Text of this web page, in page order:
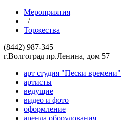
Мероприятия
/
Торжества
(8442) 987-345
г.Волгоград пр.Ленина, дом 57
арт студия "Пески времени"
артисты
ведущие
видео и фото
оформление
аренда оборудования